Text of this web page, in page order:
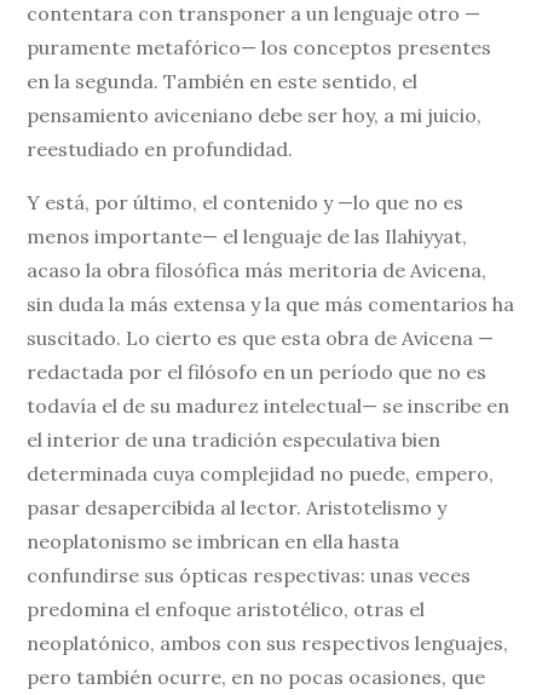
contentara con transponer a un lenguaje otro —
puramente metafórico— los conceptos presentes
en la segunda. También en este sentido, el
pensamiento aviceniano debe ser hoy, a mi juicio,
reestudiado en profundidad.
Y está, por último, el contenido y —lo que no es
menos importante— el lenguaje de las Ilahiyyat,
acaso la obra filosófica más meritoria de Avicena,
sin duda la más extensa y la que más comentarios ha
suscitado. Lo cierto es que esta obra de Avicena —
redactada por el filósofo en un período que no es
todavía el de su madurez intelectual— se inscribe en
el interior de una tradición especulativa bien
determinada cuya complejidad no puede, empero,
pasar desapercibida al lector. Aristotelismo y
neoplatonismo se imbrican en ella hasta
confundirse sus ópticas respectivas: unas veces
predomina el enfoque aristotélico, otras el
neoplatónico, ambos con sus respectivos lenguajes,
pero también ocurre, en no pocas ocasiones, que